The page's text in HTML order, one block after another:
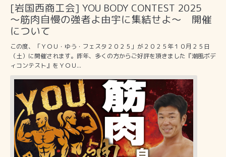
[岩国西商工会] YOU BODY CONTEST 2025
～筋肉自慢の強者よ由宇に集結せよ～ 開催
について
この度、「ＹＯＵ・ゆう・フェスタ２０２５」が２０２５年１０月２５日
（土）に開催されます。昨年、多くの方からご好評を頂きました『潮風ボデ
ィコンテスト』をＹＯＵ...